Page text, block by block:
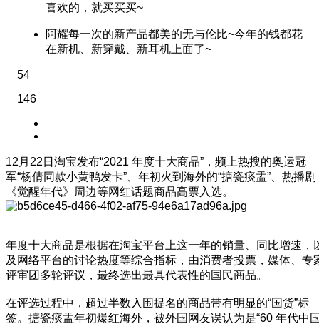
喜欢的，就买买买~
阿耀每一次的新产品都美的无与伦比~今年的钱都花
在新机、新穿戴、新耳机上面了~
54
146
12月22日淘宝发布“2021 年度十大商品”，频上热搜的奥运冠
军“杨倩同款小黄鸭发卡”、年初火到海外的“搪瓷痰盂”、热播剧
《觉醒年代》周边等网红话题商品高票入选。
年度十大商品是根据在淘宝平台上这一年的销量、同比增速，
及网络平台的讨论热度等综合指标，由消费者投票，媒体、专
评审团多轮评议，最终选出最具代表性的国民商品。
在评选过程中，超过半数入围提名的商品带有明显的“国货”标
签。搪瓷痰盂年初爆红海外，被外国网友误认为是“60 年代中